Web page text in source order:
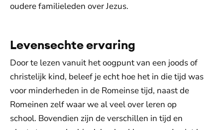
oudere familieleden over Jezus.
Levensechte ervaring
Door te lezen vanuit het oogpunt van een joods of
christelijk kind, beleef je echt hoe het in die tijd was
voor minderheden in de Romeinse tijd, naast de
Romeinen zelf waar we al veel over leren op
school. Bovendien zijn de verschillen in tijd en